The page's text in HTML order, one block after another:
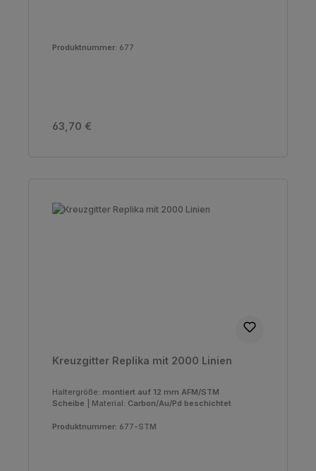
Produktnummer: 677
Regulärer Preis:
63,70 €
Kreuzgitter Replika mit 2000 Linien
Haltergröße: montiert auf 12 mm AFM/STM
Scheibe
Material: Carbon/Au/Pd beschichtet
Produktnummer: 677-STM